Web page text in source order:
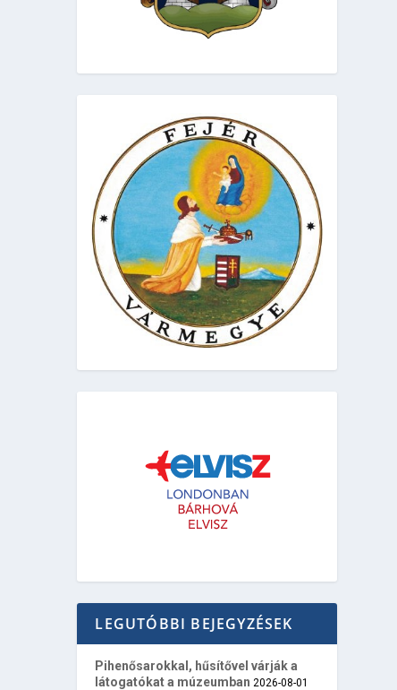
LEGUTÓBBI BEJEGYZÉSEK
Pihenősarokkal, hűsítővel várják a
látogatókat a múzeumban 2026-08-01